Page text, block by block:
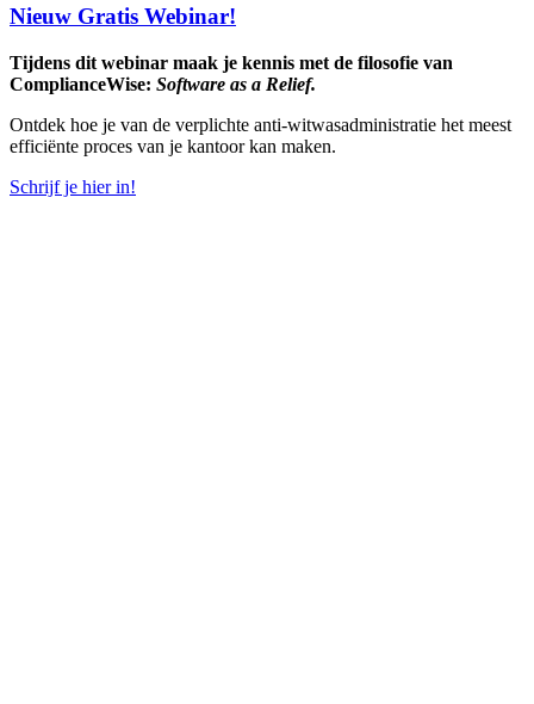
Nieuw Gratis Webinar!
Tijdens dit webinar maak je kennis met de filosofie van
ComplianceWise: Software as a Relief.
Ontdek hoe je van de verplichte anti-witwasadministratie het meest
efficiënte proces van je kantoor kan maken.
Schrijf je hier in!